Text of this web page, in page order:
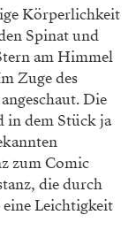
Körperlichkeit
Spinat und
am Himmel
Zuge des
Die
in dem Stück ja
zum Comic
die durch
Leichtigkeit